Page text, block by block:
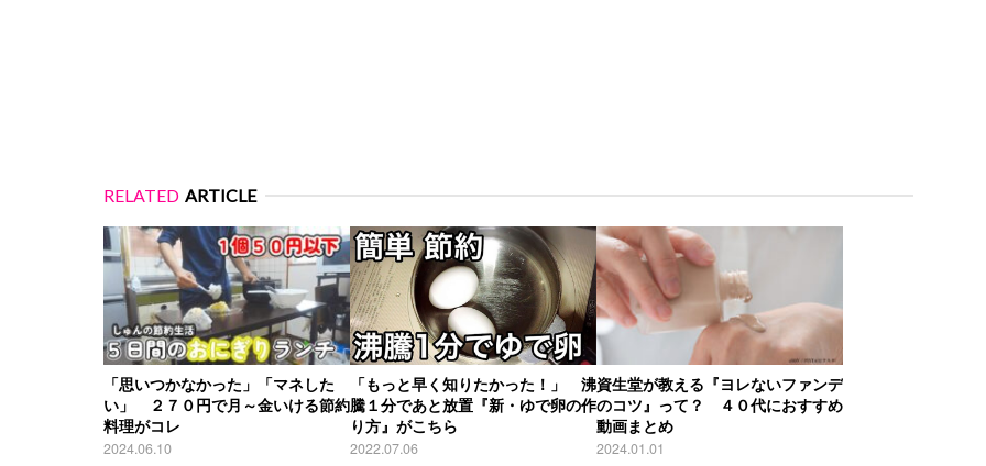
RELATED ARTICLE
「思いつかなかった」「マネした
い」 ２７０円で月～金いける節約
料理がコレ
2024.06.10
「もっと早く知りたかった！」 沸
騰１分であと放置『新・ゆで卵の作
り方』がこちら
2022.07.06
資生堂が教える『ヨレないファンデ
のコツ』って？ ４０代におすすめ
動画まとめ
2024.01.01